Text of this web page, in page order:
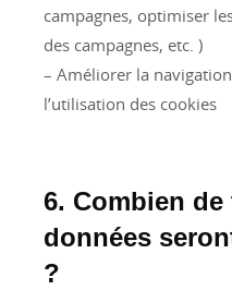
campagnes, optimiser
des campagnes, etc. )
– Améliorer la
l’utilisation des cookies
6. Combien
données
?